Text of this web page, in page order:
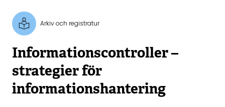
Arkiv och registratur
Informationscontroller –
strategier för
informationshantering